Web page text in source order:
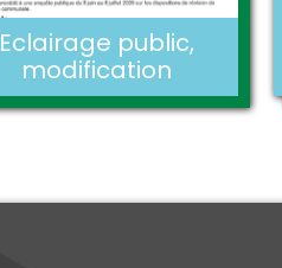
Eclairage public,
modification